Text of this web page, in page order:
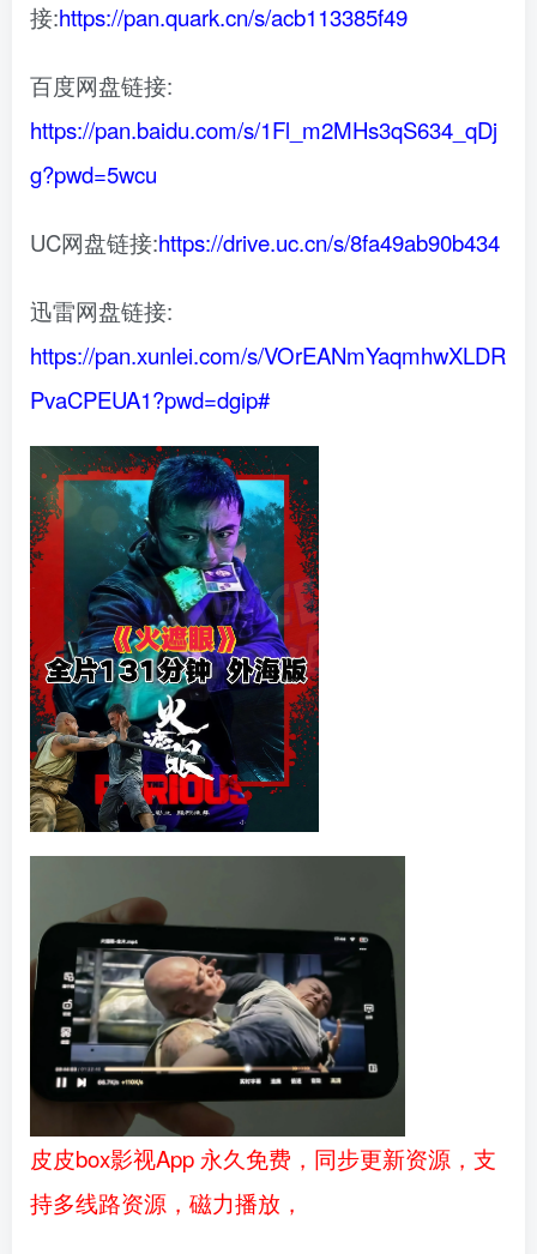
接:https://pan.quark.cn/s/acb113385f49
百度网盘链接:
https://pan.baidu.com/s/1Fl_m2MHs3qS634_qDj
g?pwd=5wcu
UC网盘链接:https://drive.uc.cn/s/8fa49ab90b434
迅雷网盘链接:
https://pan.xunlei.com/s/VOrEANmYaqmhwXLDR
PvaCPEUA1?pwd=dgip#
皮皮box影视App 永久免费，同步更新资源，支
持多线路资源，磁力播放，